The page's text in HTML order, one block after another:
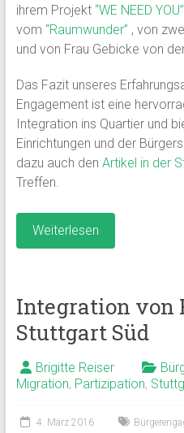
ihrem Projekt “WE NEED YOU”
vom “Raumwunder” , von
und von Frau Gebicke von
Das Fazit unseres
Engagement ist eine
Integration ins Quartier und
Einrichtungen und der
dazu auch den Artikel in der
Treffen.
Weiterlesen
Integration von
Stuttgart Süd
Brigitte Reiser
Migration, Partizipation,
4. März 2016